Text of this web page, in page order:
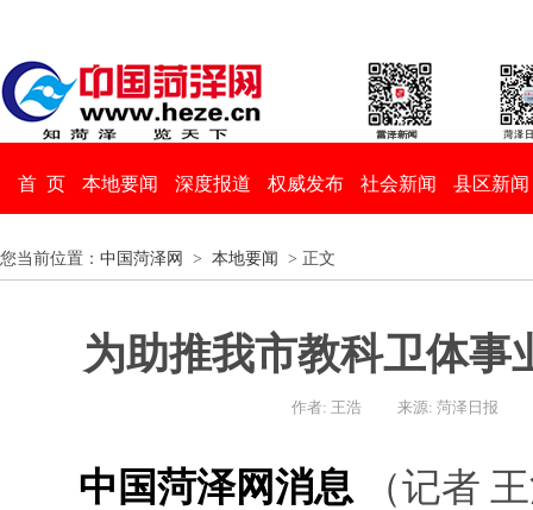
首 页 本地要闻 深度报道 权威发布 社会新闻 县区新闻
您当前位置： 中国菏泽网 > 本地要闻 > 正文
为助推我市教科卫体事
作者: 王浩 来源: 菏泽日报
中国菏泽网消息 （记者